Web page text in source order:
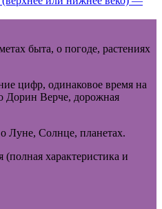
быта, о погоде, растениях
цифр, одинаковое время на
Дорин Верче, дорожная
Луне, Солнце, планетах.
характеристика и